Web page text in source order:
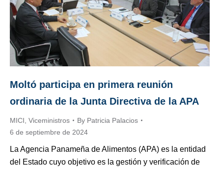
Moltó participa en primera reunión
ordinaria de la Junta Directiva de la APA
MICI Viceministros By Patricia Palacios
6 de septiembre de 2024
La Agencia Panameña de Alimentos (APA) es la entidad
del Estado cuyo objetivo es la gestión y verificación de